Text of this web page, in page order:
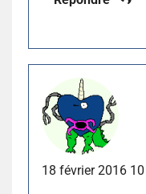
18 février 2016